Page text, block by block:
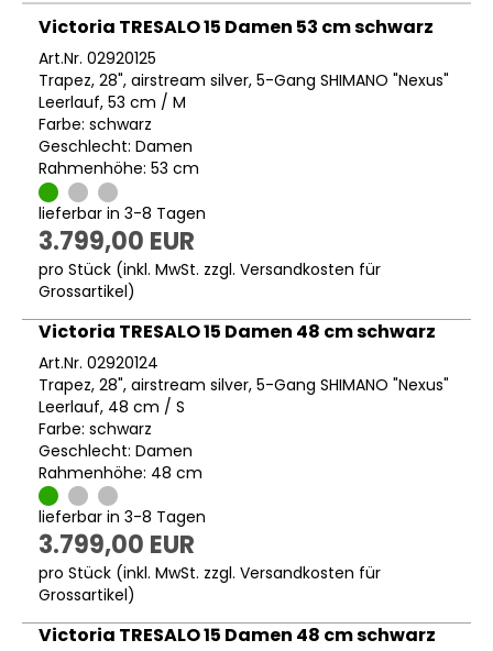
Victoria TRESALO 15 Damen 53 cm schwarz
Art.Nr. 02920125
Trapez, 28", airstream silver, 5-Gang SHIMANO "Nexus"
Leerlauf, 53 cm / M
Farbe: schwarz
Geschlecht: Damen
Rahmenhöhe: 53 cm
lieferbar in 3-8 Tagen
3.799,00 EUR
pro Stück (inkl. MwSt. zzgl. Versandkosten für
Grossartikel)
Victoria TRESALO 15 Damen 48 cm schwarz
Art.Nr. 02920124
Trapez, 28", airstream silver, 5-Gang SHIMANO "Nexus"
Leerlauf, 48 cm / S
Farbe: schwarz
Geschlecht: Damen
Rahmenhöhe: 48 cm
lieferbar in 3-8 Tagen
3.799,00 EUR
pro Stück (inkl. MwSt. zzgl. Versandkosten für
Grossartikel)
Victoria TRESALO 15 Damen 48 cm schwarz